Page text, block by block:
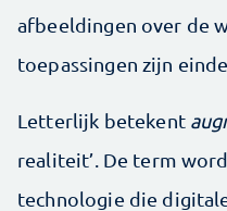
afbeeldingen over de
toepassingen zijn
Letterlijk betekent
realiteit’. De term
technologie die